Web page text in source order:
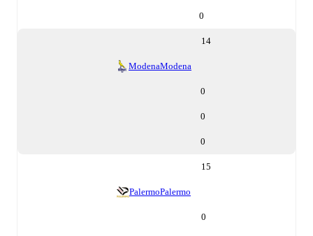
0
14
ModenaModena
0
0
0
15
PalermoPalermo
0